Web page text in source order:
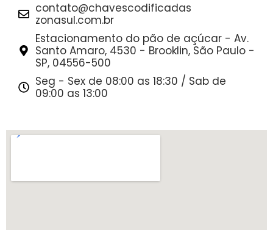
contato@chavescodificadas
zonasul.com.br
Estacionamento do pão de açúcar - Av.
Santo Amaro, 4530 - Brooklin, São Paulo -
SP, 04556-500
Seg - Sex de 08:00 as 18:30 / Sab de
09:00 as 13:00